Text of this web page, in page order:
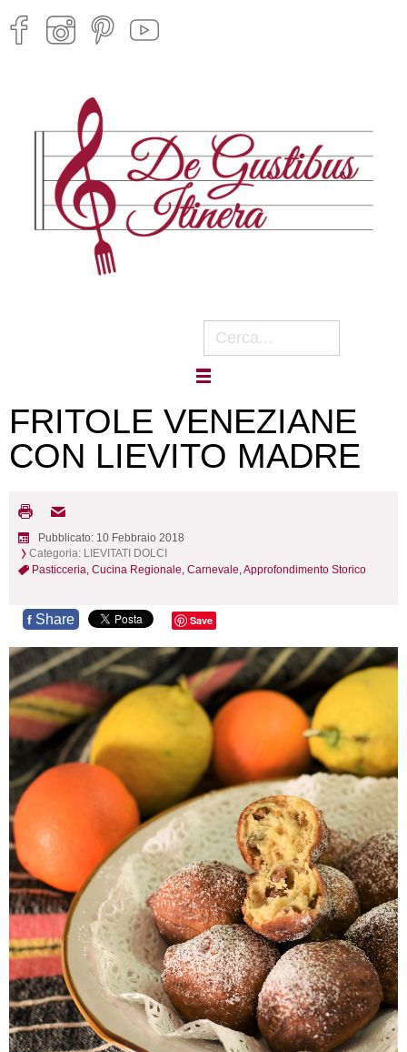
FRITOLE VENEZIANE
CON LIEVITO MADRE
Pubblicato: 10 Febbraio 2018
Categoria: LIEVITATI DOLCI
Pasticceria, Cucina Regionale, Carnevale,Approfondimento Storico
f Share Save